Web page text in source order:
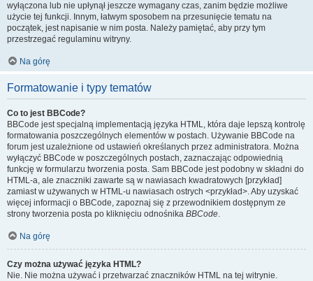
wyłączona lub nie upłynął jeszcze wymagany czas, zanim będzie możliwe
użycie tej funkcji. Innym, łatwym sposobem na przesunięcie tematu na
początek, jest napisanie w nim posta. Należy pamiętać, aby przy tym
przestrzegać regulaminu witryny.
Na górę
Formatowanie i typy tematów
Co to jest BBCode?
BBCode jest specjalną implementacją języka HTML, która daje lepszą kontrolę
formatowania poszczególnych elementów w postach. Używanie BBCode na
forum jest uzależnione od ustawień określanych przez administratora. Można
wyłączyć BBCode w poszczególnych postach, zaznaczając odpowiednią
funkcję w formularzu tworzenia posta. Sam BBCode jest podobny w składni do
HTML-a, ale znaczniki zawarte są w nawiasach kwadratowych [przykład]
zamiast w używanych w HTML-u nawiasach ostrych <przykład>. Aby uzyskać
więcej informacji o BBCode, zapoznaj się z przewodnikiem dostępnym ze
strony tworzenia posta po kliknięciu odnośnika BBCode.
Na górę
Czy można używać języka HTML?
Nie. Nie można używać i przetwarzać znaczników HTML na tej witrynie.